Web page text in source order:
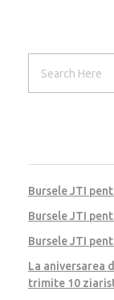
Bursele JTI
Bursele JTI
Bursele JTI
La aniversarea
trimite 10